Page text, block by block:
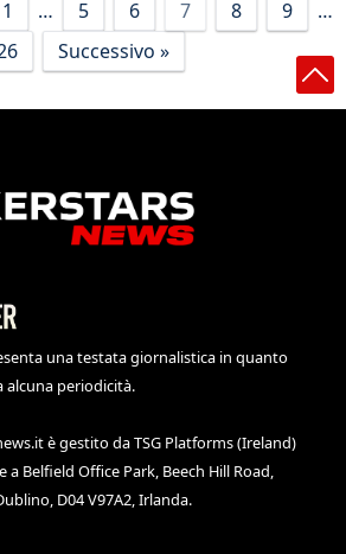
1 … 5 6 7 8 9
…
Successivo »
una testata giornalistica in quanto
alcuna periodicità.
è gestito da TSG Platforms (Ireland)
a Belfield Office Park, Beech Hill Road,
D04 V97A2, Irlanda.